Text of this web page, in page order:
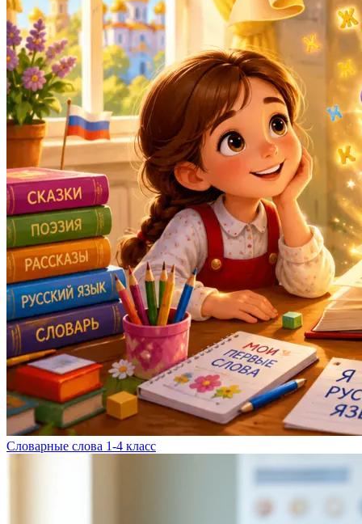
Словарные слова 1-4 класс